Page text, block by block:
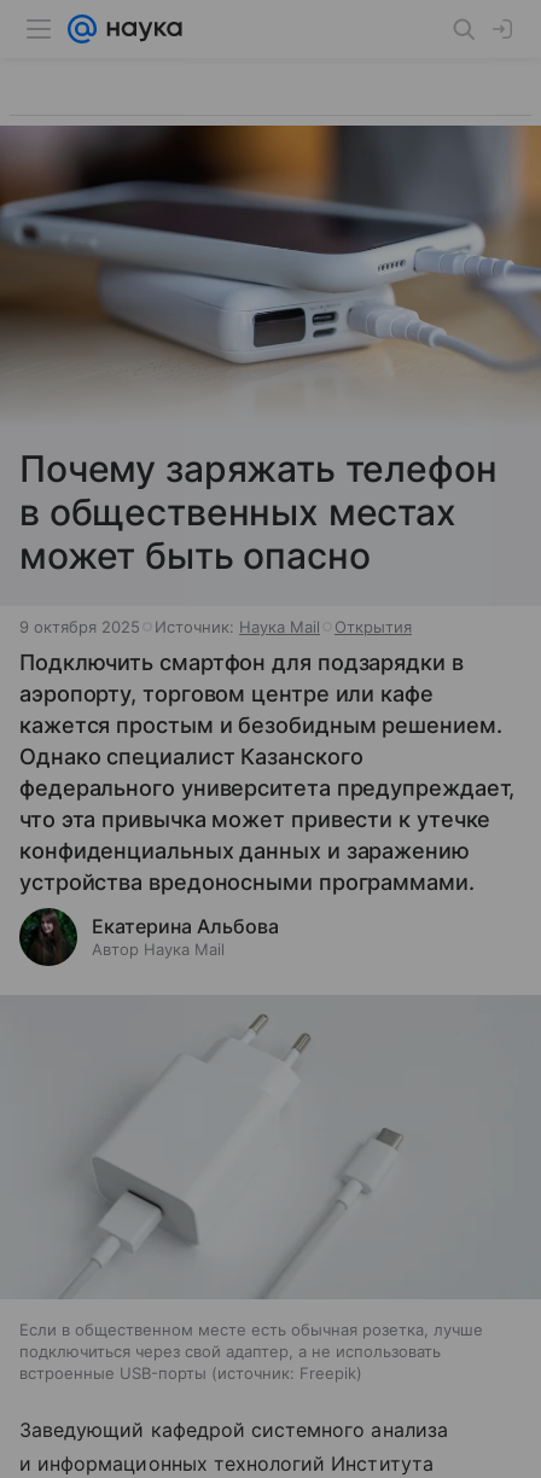
Почему заряжать телефон
в общественных местах
может быть опасно
9 октября 2025 Источник: Наука Mail Открытия
Подключить смартфон для подзарядки в
аэропорту, торговом центре или кафе
кажется простым и безобидным решением.
Однако специалист Казанского
федерального университета предупреждает,
что эта привычка может привести к утечке
конфиденциальных данных и заражению
устройства вредоносными программами.
Екатерина Альбова
Автор Наука Mail
Если в общественном месте есть обычная розетка, лучше
подключиться через свой адаптер, а не использовать
встроенные USB-порты
источник: Freepik
Заведующий кафедрой системного анализа
и информационных технологий Института